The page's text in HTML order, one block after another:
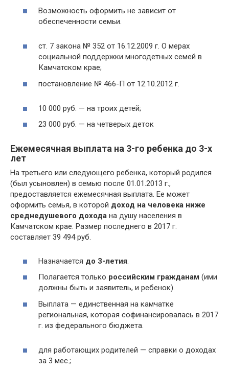
Возможность оформить не зависит от
обеспеченности семьи.
ст. 7 закона № 352 от 16.12.2009 г. О мерах
социальной поддержки многодетных семей в
Камчатском крае;
постановление № 466-П от 12.10.2012 г.
10 000 руб. — на троих детей;
23 000 руб. — на четверых деток
Ежемесячная выплата на 3-го ребенка до 3-х
лет
На третьего или следующего ребенка, который родился
(был усыновлен) в семью после 01.01.2013 г.,
предоставляется ежемесячная выплата. Ее может
оформить семья, в которой доход на человека ниже
среднедушевого дохода на душу населения в
Камчатском крае. Размер последнего в 2017 г.
составляет 39 494 руб.
Назначается до 3-летия.
Полагается только российским гражданам (ими
должны быть и заявитель, и ребенок).
Выплата — единственная на камчатке
региональная, которая софинансировалась в 2017
г. из федерального бюджета.
для работающих родителей — справки о доходах
за 3 мес.;